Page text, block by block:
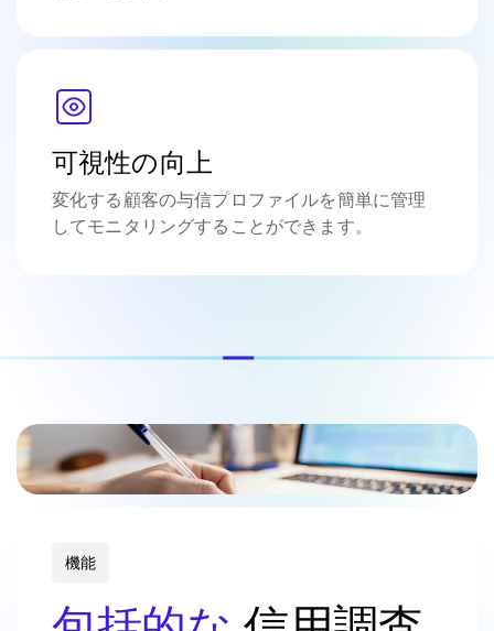
可視性の向上
変化する顧客の与信プロファイルを簡単に管理
してモニタリングすることができます。
機能